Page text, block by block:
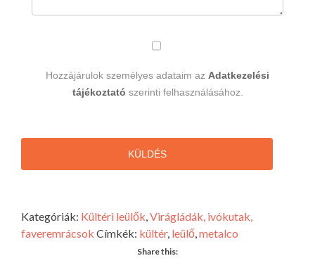
Hozzájárulok személyes adataim az Adatkezelési
tájékoztató szerinti felhasználásához.
KÜLDÉS
Kategóriák: Kültéri leülők,Virágládák, ivókutak,
faveremrácsok Címkék: kültér, leülő,metalco
Share this: